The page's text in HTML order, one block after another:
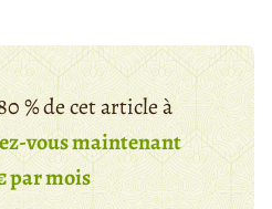
% de cet article à
vous maintenant
par mois